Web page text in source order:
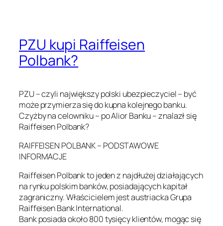
PZU kupi Raiffeisen
Polbank?
PZU – czyli największy polski ubezpieczyciel – być
może przymierza się do kupna kolejnego banku.
Czyżby na celowniku – po Alior Banku – znalazł się
Raiffeisen Polbank?
RAIFFEISEN POLBANK – PODSTAWOWE
INFORMACJE
Raiffeisen Polbank to jeden z najdłużej działających
na rynku polskim banków, posiadających kapitał
zagraniczny. Właścicielem jest austriacka Grupa
Raiffeisen Bank International.
Bank posiada około 800 tysięcy klientów, mogąc się